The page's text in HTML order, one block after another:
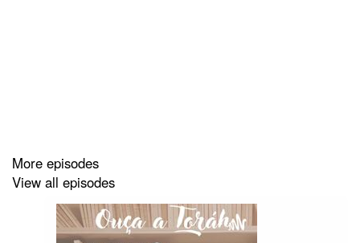
More episodes
View all episodes